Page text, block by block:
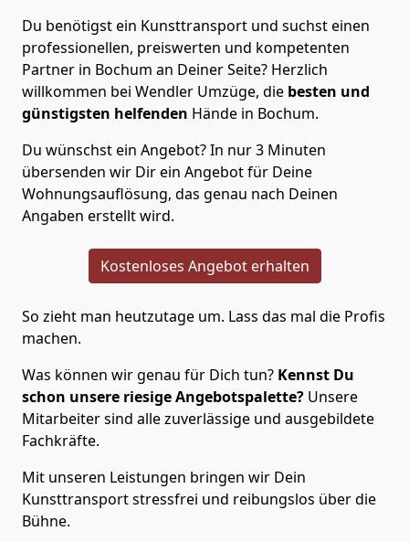
Du benötigst ein Kunsttransport und suchst einen
professionellen, preiswerten und kompetenten
Partner in Bochum an Deiner Seite? Herzlich
willkommen bei Wendler Umzüge, die besten und
günstigsten helfenden Hände in Bochum.
Du wünschst ein Angebot? In nur 3 Minuten
übersenden wir Dir ein Angebot für Deine
Wohnungsauflösung, das genau nach Deinen
Angaben erstellt wird.
Kostenloses Angebot erhalten
So zieht man heutzutage um. Lass das mal die Profis
machen.
Was können wir genau für Dich tun? Kennst Du
schon unsere riesige Angebotspalette? Unsere
Mitarbeiter sind alle zuverlässige und ausgebildete
Fachkräfte.
Mit unseren Leistungen bringen wir Dein
Kunsttransport stressfrei und reibungslos über die
Bühne.